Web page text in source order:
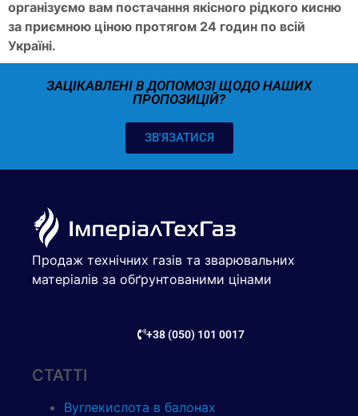
організуємо вам постачання якісного рідкого кисню
за приємною ціною протягом 24 годин по всій
Україні.
ЗАЦІКАВЛЕНІ В ДОПОМОЗІ ЩОДО НАШИХ
ПРОПОЗИЦІЙ?
ЗВ'ЯЗАТИСЯ
Продаж технічних газів та зварювальних
матеріалів за обґрунтованими цінами
+38 (050) 101 0017
СТАТТІ
Вуглекислота в балонах